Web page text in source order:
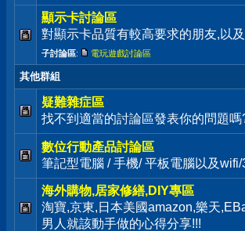
顯示卡討論區
對顯示卡品質有較高要求的朋友,以
子討論區: 電玩遊戲討論區
其他群組
疑難雜症區
找不到適當的討論區發表你的問題嗎
數位行動產品討論區
筆記型電腦 / 手機/ 平板電腦以及
海外購物,居家修繕,DIY專區
淘寶,京東,日本美國amazon,樂天
男人就該動手做的心得分享!!!